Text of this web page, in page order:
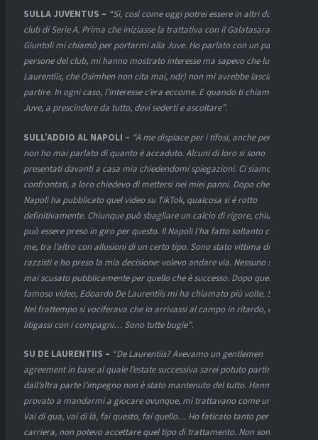
SULLA JUVENTUS – “Sì, così come oggi potrei essere in altri due top
club di Serie A. Prima che iniziasse la trattativa con il Galatasaray,
Giuntoli mi chiamò per portarmi alla Juve. Ho parlato con un paio di
persone del club, mi hanno mostrato interesse ma sapevo che lui (De
Laurentiis, che Osimhen non cita mai, ndr) non mi avrebbe lasciato
partire. In ogni caso, l’interesse c’era eccome. E quando ti chiama la
Juve, a prescindere da tutto, devi sederti e ascoltare”.
SULL’ADDIO AL NAPOLI – “A me dispiace per i tifosi, anche perché io
non ho mai parlato di quanto è accaduto. Alcuni di loro si sono
presentati davanti a casa mia chiedendomi spiegazioni. Ci siamo
confrontati, a loro chiedevo di mettersi nei miei panni. Dopo che il
Napoli ha pubblicato quel video su TikTok, qualcosa si è rotto
definitivamente. Chiunque può sbagliare un calcio di rigore, chiunque
può essere preso in giro per questo. Il Napoli l’ha fatto soltanto con
me, tra l’altro con allusioni di un certo tipo. Sono stato vittima di insulti
razzisti e ho preso la mia decisione: volevo andare via. Nessuno si è
mai scusato pubblicamente per quello che è successo. Dopo quel
famoso video, Edoardo De Laurentiis mi ha chiamato più volte. Stop.
Nel frattempo si vociferava che io arrivassi al campo in ritardo, che
litigassi con i compagni… Sono tutte bugie”.
SU DE LAURENTIIS – “De Laurentiis? Avevamo un gentlemen
agreement in base al quale l’estate successiva sarei potuto partire, ma
dall’altra parte l’impegno non è stato mantenuto del tutto. Hanno
provato a mandarmi a giocare ovunque, mi trattavano come un cane.
Vai di qua, vai di là, fai questo, fai quello… Ho faticato tanto per fare
carriera, non potevo accettare quel tipo di trattamento. Non sono un